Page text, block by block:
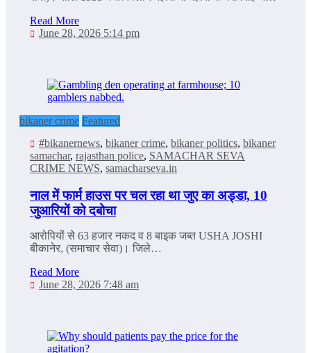
Read More
June 28, 2026 5:14 pm
bikaner crime Featured
#bikanernews, bikaner crime, bikaner politics, bikaner
samachar, rajasthan police, SAMACHAR SEVA
CRIME NEWS, samacharseva.in
नाल में फार्म हाउस पर चल रहा था जुए का अड्डा, 10
जुआरियों को दबोचा
आरोपियों से 63 हजार नकद व 8 बाइक जब्त USHA JOSHI
बीकानेर, (समाचार सेवा)। जिले…
Read More
June 28, 2026 7:48 am